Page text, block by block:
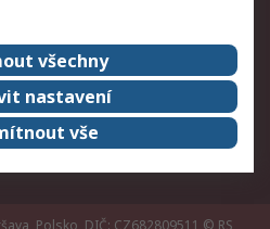
Kontakt
RS Group
Ocenění
všechny
nastavení
vše